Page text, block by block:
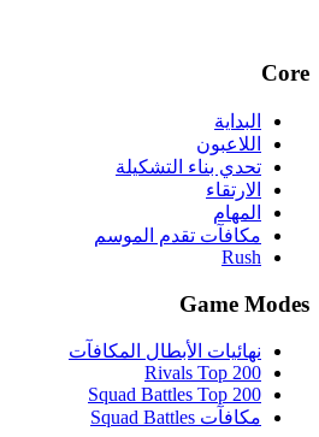
Core
البداية
اللاعبون
تحدي بناء التشكيلة
الارتقاء
المهام
مكافآت تقدم الموسم
Rush
Game Modes
نهائيات الأبطال المكافآت
Rivals Top 200
Squad Battles Top 200
مكافآت Squad Battles